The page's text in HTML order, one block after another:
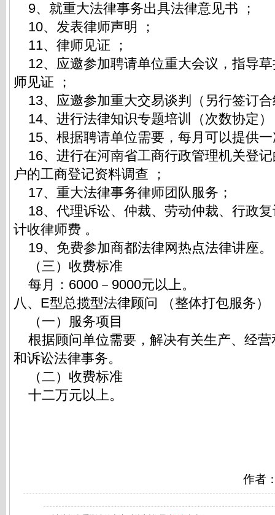
9、就重大法律事务出具法律意见书 ；
10、发表律师声明 ；
11、律师见证 ；
12、应邀参加聘请单位重大会议，指导
师见证 ；
13、应邀参加重大交易谈判（另行签订
14、进行法律知识专题培训（次数协定）
15、根据聘请单位需要，每月可以提供
16、进行在河南省工商行政管理机关登
户的工商登记资料调查 ；
17、重大法律事务律师团队服务；
18、代理诉讼、仲裁、劳动仲裁、行政
计收律师费 。
19、免费参加商都法律网热点法律讲座。
（三）收费标准
每月：6000－9000元以上。
八、E型总揽型法律顾问 （整体打包服务）
（一）服务项目
根据顾问单位需要，解决有关生产、经营
和诉讼法律事务。
（二）收费标准
十二万元以上。
作者